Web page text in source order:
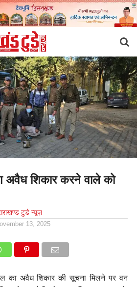
अवैध शिकार करने वाले को
टुडे न्यूज़
13, 2025
का अवैध शिकार की सूचना मिलने पर वन